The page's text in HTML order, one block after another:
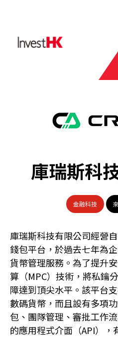
庫瑞斯科
金融科技
庫瑞斯科技有限公司經營
錢包平台，於過去七年為
貨幣管理服務。為了提升
算（MPC）技術，將私鑰
障達到頂尖水平。該平台
數碼貨幣，而且設有多項
包、團隊管理、審批工作
的應用程式介面（API），